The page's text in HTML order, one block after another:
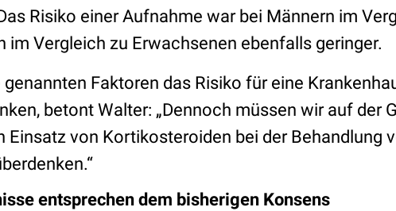
Risiko einer Aufnahme war bei Männern im
im Vergleich zu Erwachsenen ebenfalls geringer.
Faktoren das Risiko für eine
betont Walter: „Dennoch müssen wir auf der
Einsatz von Kortikosteroiden bei der Behandlung
entsprechen dem bisherigen Konsens